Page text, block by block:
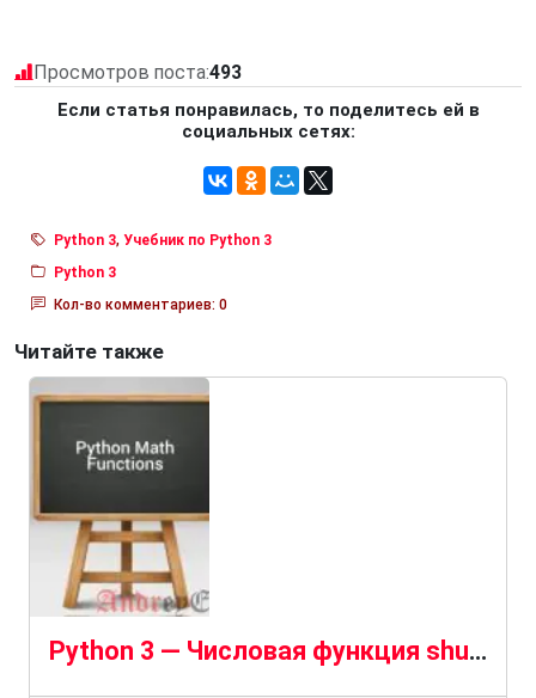
Просмотров поста:493
Если статья понравилась, то поделитесь ей в
социальных сетях:
Python 3, Учебник по Python 3
Python 3
Кол-во комментариев: 0
Читайте также
Python 3 — Числовая функция shuffle()